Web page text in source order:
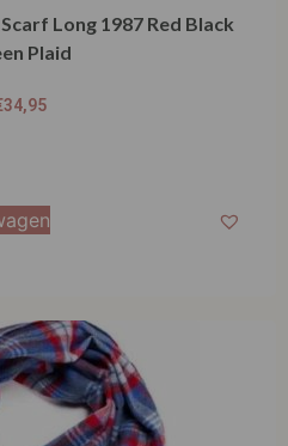
Long 1987 Red Black
Plaid
34,95